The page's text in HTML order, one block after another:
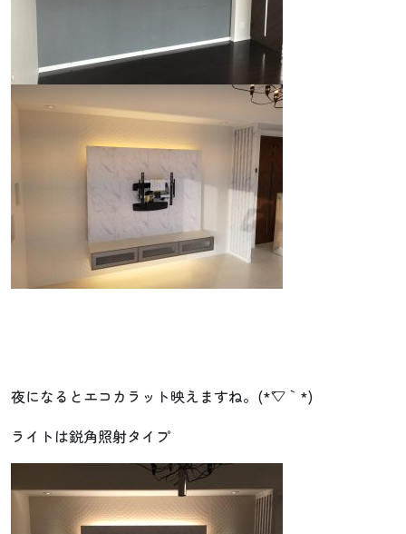
夜になるとエコカラット映えますね。(*´▽｀*)
ライトは鋭角照射タイプ